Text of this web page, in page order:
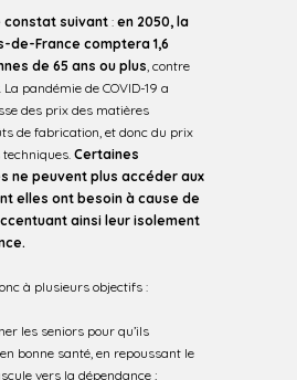
constat suivant : en 2050, la
de-France comptera 1,6
de 65 ans ou plus , contre
pandémie de COVID-19 a
des prix des matières
de fabrication, et donc du prix
Certaines
ne peuvent plus accéder aux
elles ont besoin à cause de
ainsi leur isolement
à plusieurs objectifs :
les seniors pour qu’ils
bonne santé, en repoussant le
vers la dépendance ;